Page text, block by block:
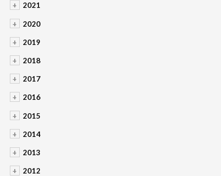
+ 2021
+ 2020
+ 2019
+ 2018
+ 2017
+ 2016
+ 2015
+ 2014
+ 2013
+ 2012